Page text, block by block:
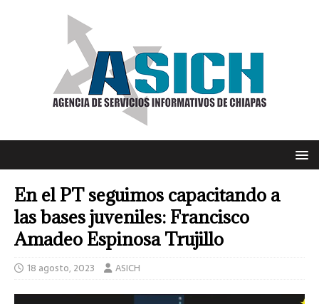
En el PT seguimos capacitando a
las bases juveniles: Francisco
Amadeo Espinosa Trujillo
18 agosto, 2023 ASICH